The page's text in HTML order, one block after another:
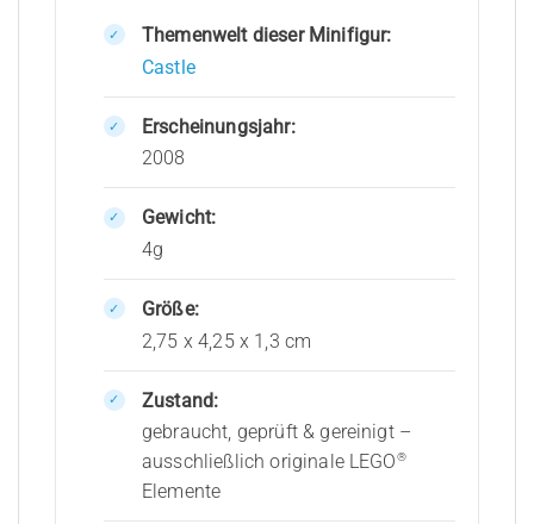
Themenwelt dieser Minifigur:
Castle
Erscheinungsjahr:
2008
Gewicht:
4g
Größe:
2,75 x 4,25 x 1,3 cm
Zustand:
gebraucht, geprüft & gereinigt –
ausschließlich originale LEGO®
Elemente